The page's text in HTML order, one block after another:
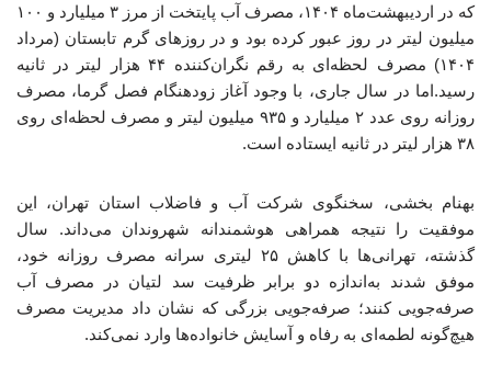
که در اردیبهشت‌ماه ۱۴۰۴، مصرف آب پایتخت از مرز ۳ میلیارد و ۱۰۰
میلیون لیتر در روز عبور کرده بود و در روزهای گرم تابستان (مرداد
۱۴۰۴) مصرف لحظه‌ای به رقم نگران‌کننده ۴۴ هزار لیتر در ثانیه
رسید.اما در سال جاری، با وجود آغاز زودهنگام فصل گرما، مصرف
روزانه روی عدد ۲ میلیارد و ۹۳۵ میلیون لیتر و مصرف لحظه‌ای روی
۳۸ هزار لیتر در ثانیه ایستاده است.
بهنام بخشی، سخنگوی شرکت آب و فاضلاب استان تهران، این
موفقیت را نتیجه همراهی هوشمندانه شهروندان می‌داند. سال
گذشته، تهرانی‌ها با کاهش ۲۵ لیتری سرانه مصرف روزانه خود،
موفق شدند به‌اندازه دو برابر ظرفیت سد لتیان در مصرف آب
صرفه‌جویی کنند؛ صرفه‌جویی بزرگی که نشان داد مدیریت مصرف
هیچ‌گونه لطمه‌ای به رفاه و آسایش خانواده‌ها وارد نمی‌کند.